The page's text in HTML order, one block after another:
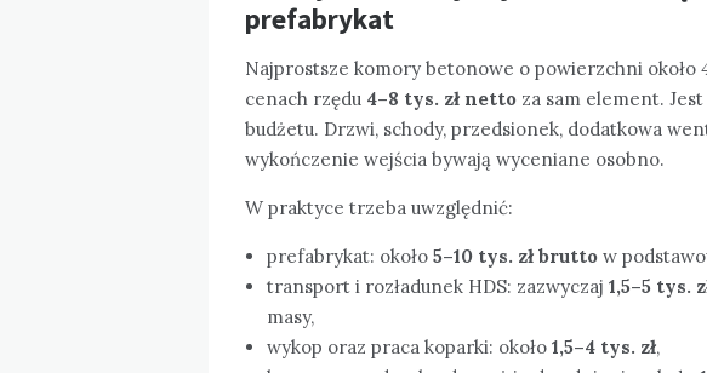
prefabrykat
Najprostsze komory betonowe o powierzchni około
cenach rzędu 4–8 tys. zł netto za sam element.
budżetu. Drzwi, schody, przedsionek, dodatkowa
wykończenie wejścia bywają wyceniane osobno.
W praktyce trzeba uwzględnić:
prefabrykat: około 5–10 tys. zł brutto w
transport i rozładunek HDS: zazwyczaj 1,5–5 tys.
masy,
wykop oraz praca koparki: około 1,5–4 tys. zł,